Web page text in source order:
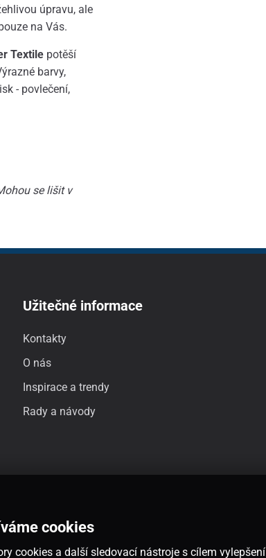
úpravu, ale
na Vás.
Textilepotěší
barvy,
- povlečení,
se lišit v
Užitečné informace
Kontakty
O nás
Inspirace a trendy
Rady a návody
cookies
cookies a další sledovací nástroje s cílem vylepšení